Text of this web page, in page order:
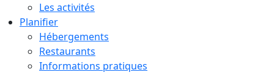
Les activités
Planifier
Hébergements
Restaurants
Informations pratiques